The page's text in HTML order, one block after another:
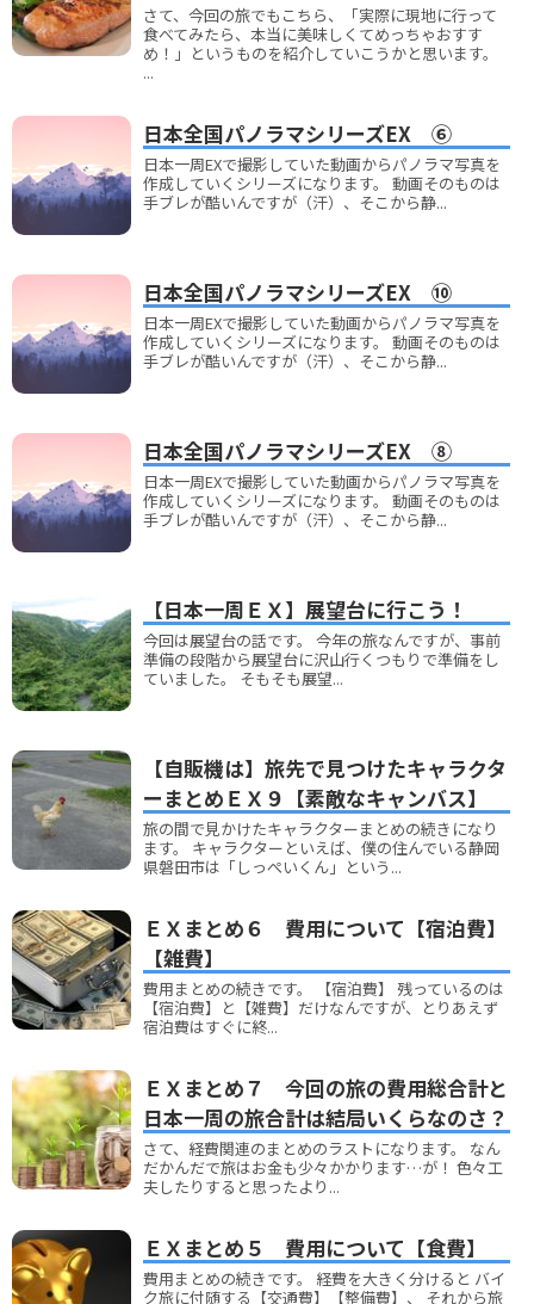
さて、今回の旅でもこちら、「実際に現地に行って
食べてみたら、本当に美味しくてめっちゃおすす
め！」というものを紹介していこうかと思います。
...
日本全国パノラマシリーズEX ⑥
日本一周EXで撮影していた動画からパノラマ写真を
作成していくシリーズになります。 動画そのものは
手ブレが酷いんですが（汗）、そこから静...
日本全国パノラマシリーズEX ⑩
日本一周EXで撮影していた動画からパノラマ写真を
作成していくシリーズになります。 動画そのものは
手ブレが酷いんですが（汗）、そこから静...
日本全国パノラマシリーズEX ⑧
日本一周EXで撮影していた動画からパノラマ写真を
作成していくシリーズになります。 動画そのものは
手ブレが酷いんですが（汗）、そこから静...
【日本一周ＥＸ】展望台に行こう！
今回は展望台の話です。 今年の旅なんですが、事前
準備の段階から展望台に沢山行くつもりで準備をし
ていました。 そもそも展望...
【自販機は】旅先で見つけたキャラクタ
ーまとめＥＸ９【素敵なキャンバス】
旅の間で見かけたキャラクターまとめの続きになり
ます。 キャラクターといえば、僕の住んでいる静岡
県磐田市は「しっぺいくん」という...
ＥＸまとめ６ 費用について【宿泊費】
【雑費】
費用まとめの続きです。 【宿泊費】 残っているのは
【宿泊費】と【雑費】だけなんですが、とりあえず
宿泊費はすぐに終...
ＥＸまとめ７ 今回の旅の費用総合計と
日本一周の旅合計は結局いくらなのさ？
さて、経費関連のまとめのラストになります。 なん
だかんだで旅はお金も少々かかります…が！ 色々工
夫したりすると思ったより...
ＥＸまとめ５ 費用について【食費】
費用まとめの続きです。 経費を大きく分けると バイ
ク旅に付随する【交通費】【整備費】、 それから旅